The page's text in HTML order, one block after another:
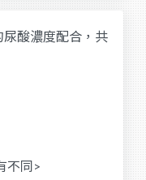
酸濃度配合，共
不同>